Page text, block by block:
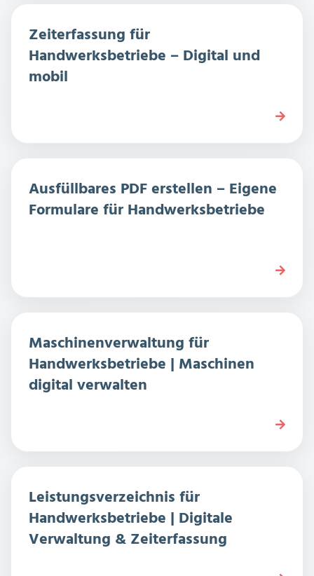
Zeiterfassung für
Handwerksbetriebe – Digital und
mobil
Ausfüllbares PDF erstellen – Eigene
Formulare für Handwerksbetriebe
Maschinenverwaltung für
Handwerksbetriebe | Maschinen
digital verwalten
Leistungsverzeichnis für
Handwerksbetriebe | Digitale
Verwaltung & Zeiterfassung